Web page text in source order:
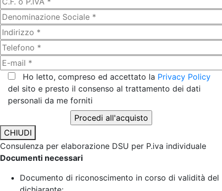
Ho letto, compreso ed accettato la Privacy Policy
del sito e presto il consenso al trattamento dei dati
personali da me forniti
CHIUDI
Consulenza per elaborazione DSU per P.iva individuale
Documenti necessari
Documento di riconoscimento in corso di validità del